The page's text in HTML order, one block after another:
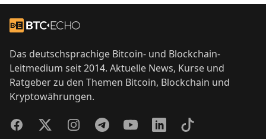
Zur Startseite
Das deutschsprachige Bitcoin- und Blockchain-
Leitmedium seit 2014. Aktuelle News, Kurse und
Ratgeber zu den Themen Bitcoin, Blockchain und
Kryptowährungen.
FacebookTwitterInstagramTelegramYouTubeLinkedInTikTok